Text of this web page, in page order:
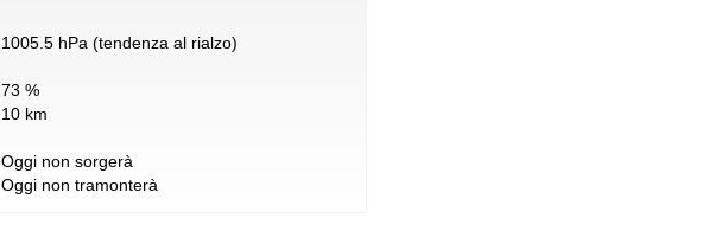
1005.5 hPa (tendenza al rialzo)
73 %
10 km
Oggi non sorgerà
Oggi non tramonterà